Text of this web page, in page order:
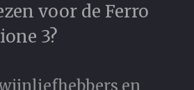
voor de Ferro
3?
en